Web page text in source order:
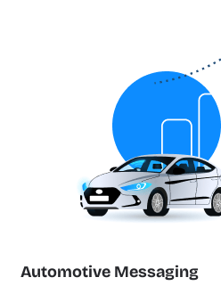
Automotive Messaging